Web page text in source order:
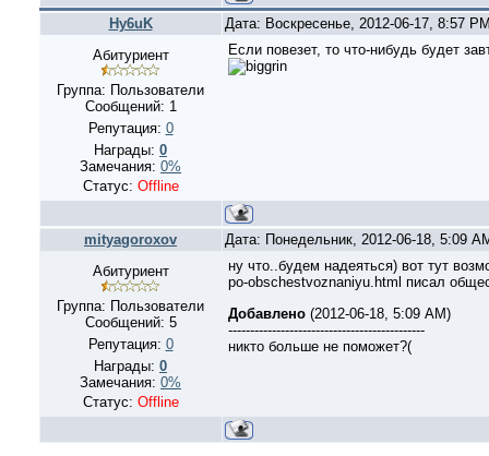
Hy6uK
Дата: Воскресенье, 2012-06-17, 8:57
Абитуриент
Группа: Пользователи
Сообщений: 1
Репутация: 0
Награды: 0
Замечания: 0%
Статус: Offline
Если повезет, то что-нибудь будет
mityagoroxov
Дата: Понедельник, 2012-06-18, 5:09
Абитуриент
Группа: Пользователи
Сообщений: 5
Репутация: 0
Награды: 0
Замечания: 0%
Статус: Offline
ну что..будем надеяться) вот тут
po-obschestvoznaniyu.html писал
Добавлено(2012-06-18, 5:09 AM)
---------------------------------------------
никто больше не поможет?(